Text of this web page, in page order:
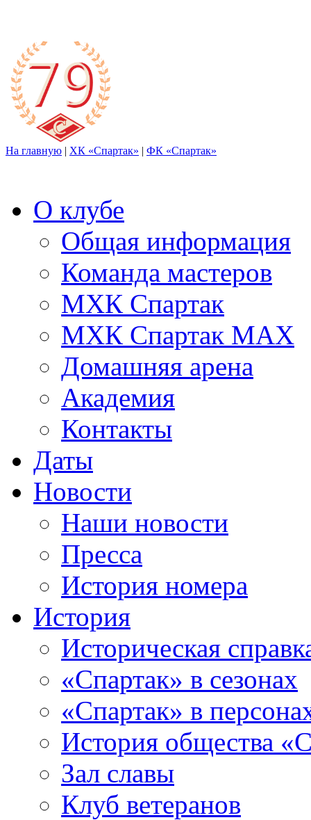
На главную | ХК «Спартак» | ФК «Спартак»
О клубе
Общая информация
Команда мастеров
МХК Спартак
МХК Спартак МАХ
Домашняя арена
Академия
Контакты
Даты
Новости
Наши новости
Пресса
История номера
История
Историческая
«Спартак» в сезонах
«Спартак» в
История общества
Зал славы
Клуб ветеранов